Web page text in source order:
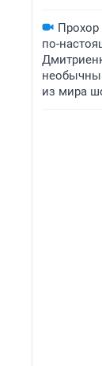
по-
из мира